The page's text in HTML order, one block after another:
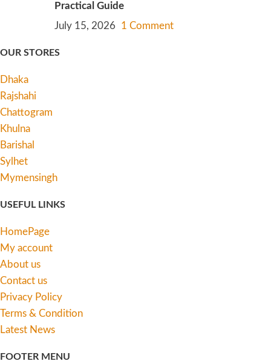
Practical Guide
July 15, 2026
1 Comment
OUR STORES
Dhaka
Rajshahi
Chattogram
Khulna
Barishal
Sylhet
Mymensingh
USEFUL LINKS
HomePage
My account
About us
Contact us
Privacy Policy
Terms & Condition
Latest News
FOOTER MENU